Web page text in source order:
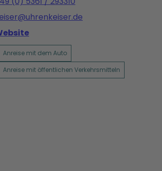
Anreise mit dem Auto
Anreise mit öffentlichen Verkehrsmitteln